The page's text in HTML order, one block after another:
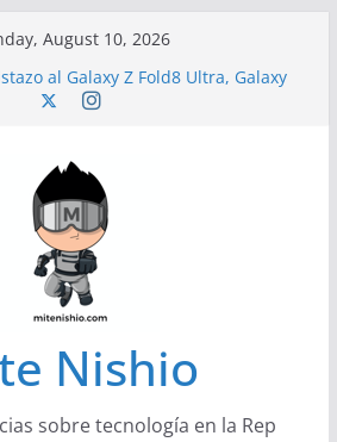
August 10, 2026
al Galaxy Z Fold8 Ultra, Galaxy
Z Flip8
analizarán los desafíos que
futuro de las finanzas y la economía
de Marketing Unplugged
con propósito
nueva campaña de ciberataques
organizaciones de América Latina
Nishio
sobre tecnología en la Rep